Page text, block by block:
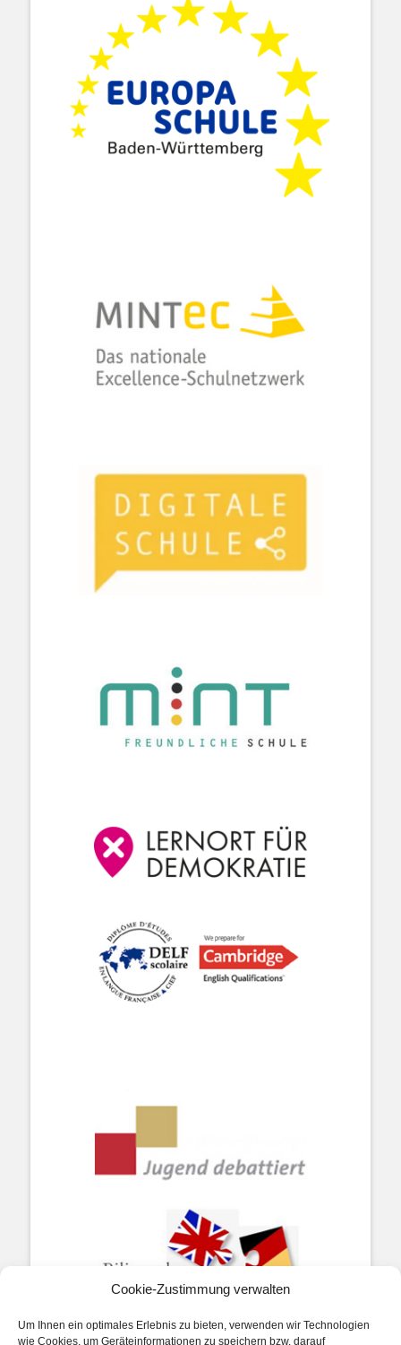
Cookie-Zustimmung verwalten
Um Ihnen ein optimales Erlebnis zu bieten, verwenden wir Technologien
wie Cookies, um Geräteinformationen zu speichern bzw. darauf